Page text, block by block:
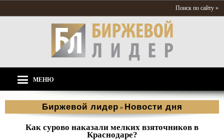
Поиск по сайту »
МЕНЮ
Биржевой лидер » Новости дня
Как сурово наказали мелких взяточников в
Краснодаре?